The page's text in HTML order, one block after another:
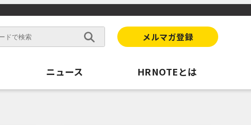
メルマガ登録
ニュース HRNOTEとは